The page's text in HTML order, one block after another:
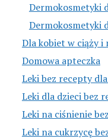
Dermokosmetyki
Dermokosmetyki
Dla kobiet w ciąży i
Domowa apteczka
Leki bez recepty
Leki dla dzieci bez
Leki na ciśnienie
Leki na cukrzycę